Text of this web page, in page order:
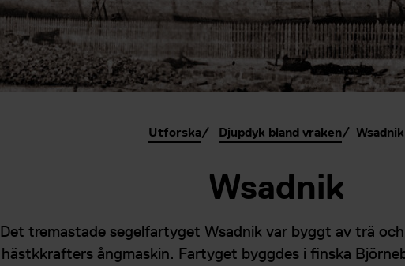
Utforska Djupdyk bland vraken Wsadnik
Wsadnik
Det tremastade segelfartyget Wsadnik var byggt av trä
hästkkrafters ångmaskin. Fartyget byggdes i finska